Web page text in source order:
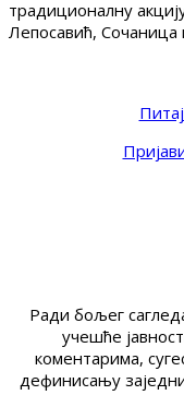
традиционалну
Лепосавић, Сочаница
Ради бољег
учешће
коментарима,
дефинисању